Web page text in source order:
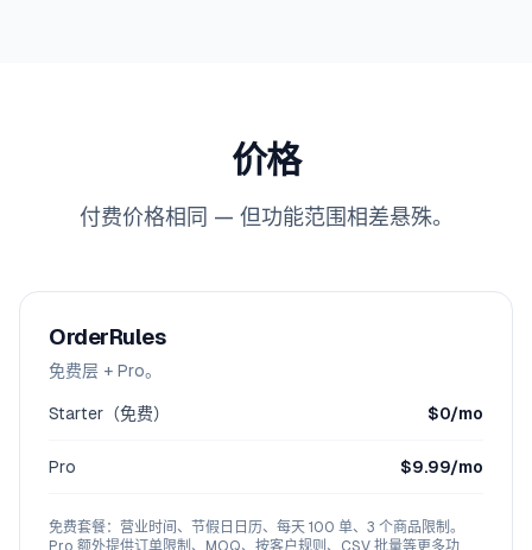
价格
付费价格相同 — 但功能范围相差悬殊。
OrderRules
免费层 + Pro。
Starter（免费） $0/mo
Pro $9.99/mo
免费套餐：营业时间、节假日日历、每天 100 单、3 个商品限制。
Pro 额外提供订单限制、MOQ、按客户规则、CSV 批量等更多功